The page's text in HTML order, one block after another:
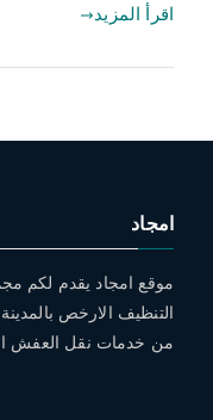
اقرأ المزيد
امجاد
موقع امجاد يقدم لكم
التنظيف الارخص
من خدمات نقل العفش